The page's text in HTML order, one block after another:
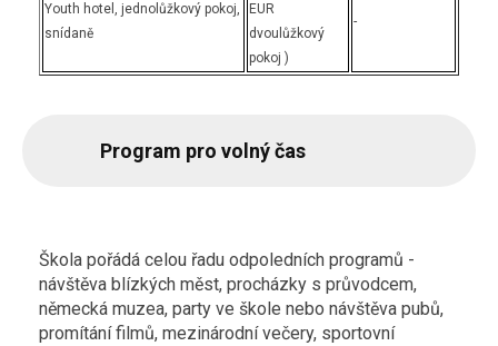
Youth hotel, jednolůžkový pokoj,
snídaně
EUR
dvoulůžkový
pokoj )
-
Program pro volný čas
Škola pořádá celou řadu odpoledních programů -
návštěva blízkých měst, procházky s průvodcem,
německá muzea, party ve škole nebo návštěva pubů,
promítání filmů, mezinárodní večery, sportovní